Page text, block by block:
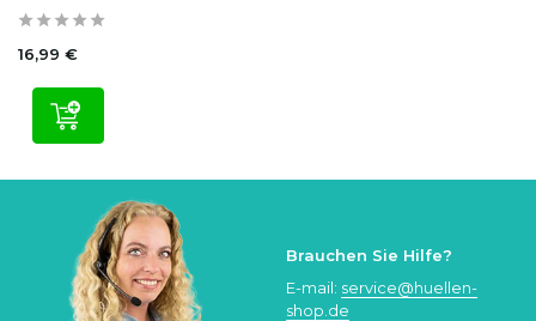
16,99 €
Brauchen Sie Hilfe?
E-mail: service@huellen-
shop.de